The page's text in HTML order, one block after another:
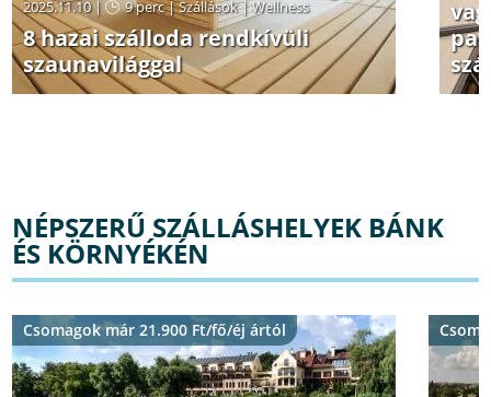
2025.11.10 | 9 perc|Szállások|Wellness
8 hazai szálloda rendkívüli
szaunavilággal
NÉPSZERŰ SZÁLLÁSHELYEK BÁNK
ÉS KÖRNYÉKÉN
Csomagok már 21.900 Ft/fő/éj ártól